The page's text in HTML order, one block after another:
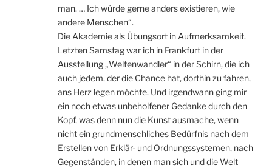
man. … Ich würde gerne anders existieren, wie
andere Menschen“.
Die Akademie als Übungsort in Aufmerksamkeit.
Letzten Samstag war ich in Frankfurt in der
Ausstellung „Weltenwandler“ in der Schirn, die ich
auch jedem, der die Chance hat, dorthin zu fahren,
ans Herz legen möchte. Und irgendwann ging mir
ein noch etwas unbeholfener Gedanke durch den
Kopf, was denn nun die Kunst ausmache, wenn
nicht ein grundmenschliches Bedürfnis nach dem
Erstellen von Erklär- und Ordnungssystemen, nach
Gegenständen, in denen man sich und die Welt